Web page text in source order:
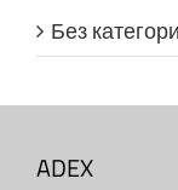
Без
ADEX